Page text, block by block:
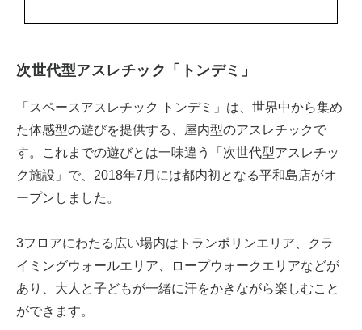
次世代型アスレチック「トンデミ」
「スペースアスレチック トンデミ」は、世界中から集め
た体感型の遊びを提供する、屋内型のアスレチックで
す。これまでの遊びとは一味違う「次世代型アスレチッ
ク施設」で、2018年7月には都内初となる平和島店がオ
ープンしました。
3フロアにわたる広い場内はトランポリンエリア、クラ
イミングウォールエリア、ロープウォークエリアなどが
あり、大人と子どもが一緒に汗をかきながら楽しむこと
ができます。